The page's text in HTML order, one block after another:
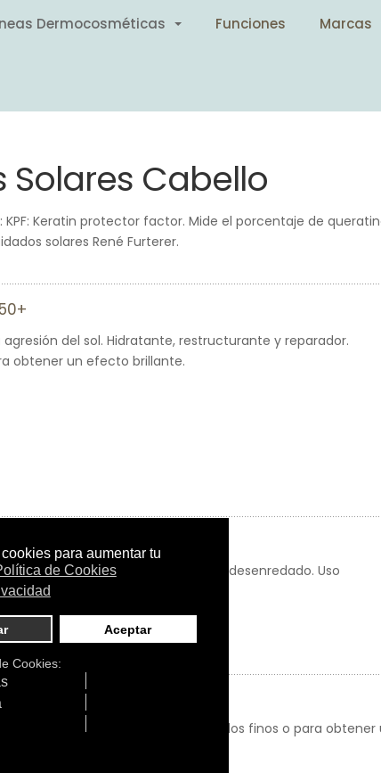
Dermocosméticas Funciones Marcas
Solares Cabello
KPF: Keratin protector factor. Mide el porcentaje de
solares René Furterer.
del sol. Hidratante, restructurante y reparador.
obtener un efecto brillante.
reestructura el cabello. Facilita el desenredado. Uso
y reparador. Indicado para cabellos finos o para obtener